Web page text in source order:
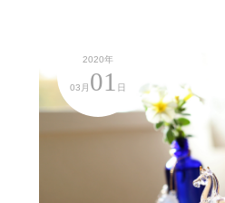
2020年
03月 01 日